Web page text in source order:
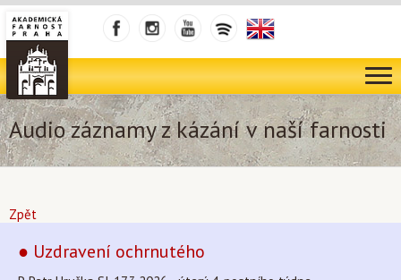
Audio záznamy z kázání v naší farnosti
Zpět
● Uzdravení ochrnutého